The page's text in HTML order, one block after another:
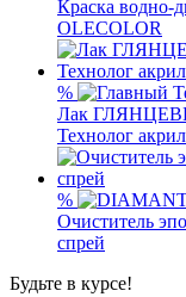
Краска
OLECOLOR
%
Лак
Технолог
%
Очиститель
спрей
Будьте в курсе!